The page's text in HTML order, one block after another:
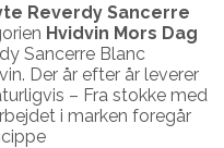
Reverdy Sancerre
Hvidvin Mors Dag
Sancerre Blanc
Der år efter år leverer
– Fra stokke med
i marken foregår